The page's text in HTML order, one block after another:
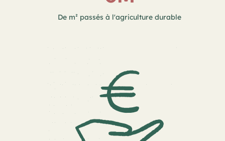
De m² passés à l'agriculture durable